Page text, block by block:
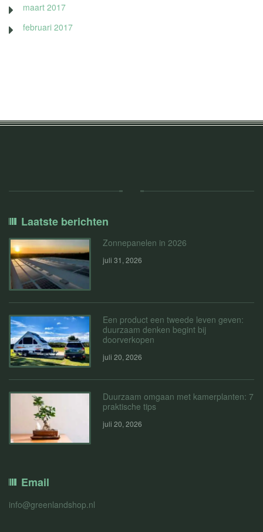
maart 2017
februari 2017
Laatste berichten
Zonnepanelen in 2026
juli 31, 2026
Een product een tweede leven geven:
duurzaam denken begint bij
doorverkopen
juli 20, 2026
Duurzaam omgaan met kamerplanten: 7
praktische tips
juli 20, 2026
Email
info@greenlandshop.nl